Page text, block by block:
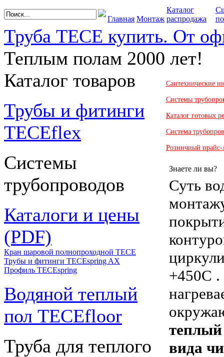
Главная Монтаж
Каталог
распродажа
Труба TECE купить. От
Теплым полам 2000 лет!
Каталог товаров
Трубы и фитинги
TECEflex
Системы
трубопроводов
Каталоги и цены
(PDF)
Кран шаровой полнопроходной ТЕСЕ
Трубы и фитинги TECEspring AX
Профиль TECEspring
Водяной теплый
пол TECEfloor
Труба для теплого
Сантехнические
Системы
Каталог готовых
Система
Розничный прайс-
Знаете ли вы?
Суть
+450С .
теплый
вида